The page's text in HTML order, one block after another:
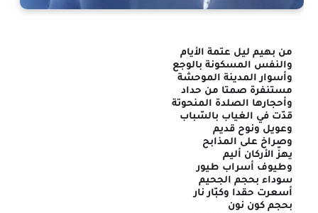
من بهيم ليل عتمة الأيام
والنفس المسكونة بالوجع
وأسوار المدينة الموحشة
مستنفرة صمتا من حداد
وأحجارها الصلدة المنحوتة
قدّت في الغياب بالسّباب
وعويل ونوح قديم
وصراخ على المذابح
يهزّ الأركان أليم
وطيوف أسراب طيور
سوداء بحجم الجحيم
أسعرت حقدا وكبّار نار
بحجم كون نون